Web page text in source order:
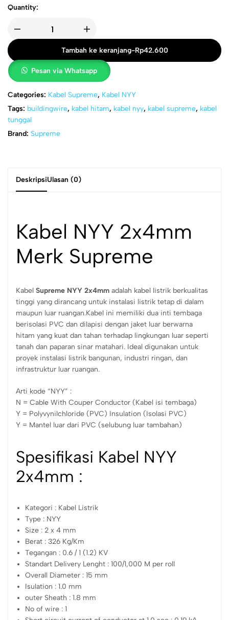
Quantity:
Tambah ke keranjang-Rp42.600
Pesan via Whatsapp
Categories: Kabel Supreme, Kabel NYY
Tags: buildingwire, kabel hitam, kabel nyy, kabel supreme, kabel
tunggal
Brand: Supreme
DeskripsiUlasan (0)
Kabel NYY 2x4mm
Merk Supreme
Kabel Supreme NYY 2x4mm adalah kabel listrik berkualitas
tinggi yang dirancang untuk instalasi listrik tetap di dalam
maupun luar ruangan.Kabel ini memiliki dua inti tembaga
berisolasi PVC dan dilapisi dengan jaket luar berwarna
hitam yang kuat dan tahan terhadap lingkungan luar seperti
tanah dan paparan sinar matahari. Ideal digunakan untuk
proyek instalasi listrik bangunan, industri ringan, dan
infrastruktur luar ruangan.
Arti kode “NYY” :
N = Cable With Couper Conductor (Kabel isi tembaga)
Y = Polyvynilchloride (PVC) Insulation (Isolasi PVC)
Y = Mantel luar dari PVC (selubung luar tambahan)
Spesifikasi Kabel NYY
2x4mm :
Kategori : Kabel Listrik
Type : NYY
Size : 2 x 4 mm
Berat : 326 Kg/Km
Tegangan : 0.6 / 1 (1.2) KV
Standart Delivery Lenght : 100/1,000 M per roll
Overall Diameter : 15 mm
Isulation : 1.0 mm
outer Sheath : 1.8 mm
No of wire : 1